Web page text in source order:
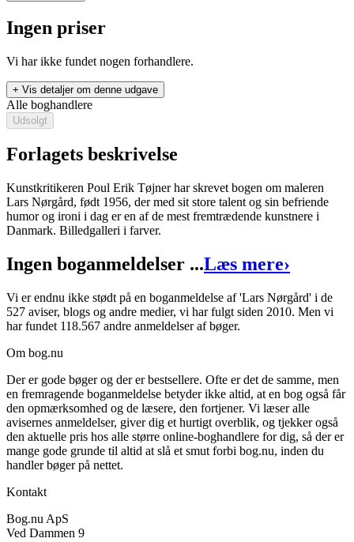
Ingen priser
Vi har ikke fundet nogen forhandlere.
+ Vis detaljer om denne udgave
Lars Nørgård
Format:Hæftet
Sider:16
ISBN:9788778072184
Forlag: Lindhardt og Ringhof
Udgivet: 1. januar 1970
Alle boghandlere
Udsolgt
Forlagets beskrivelse
Kunstkritikeren Poul Erik Tøjner har skrevet bogen om maleren
Lars Nørgård, født 1956, der med sit store talent og sin befriende
humor og ironi i dag er en af de mest fremtrædende kunstnere i
Danmark. Billedgalleri i farver.
Ingen boganmeldelser ...Læs mere›
Vi er endnu ikke stødt på en boganmeldelse af 'Lars Nørgård' i de
527 aviser, blogs og andre medier, vi har fulgt siden 2010. Men vi
har fundet 118.567 andre anmeldelser af bøger.
Om bog.nu
Der er gode bøger og der er bestsellere. Ofte er det de samme, men
en fremragende boganmeldelse betyder ikke altid, at en bog også får
den opmærksomhed og de læsere, den fortjener. Vi læser alle
avisernes anmeldelser, giver dig et hurtigt overblik, og tjekker også
den aktuelle pris hos alle større online-boghandlere for dig, så der er
mange gode grunde til altid at slå et smut forbi bog.nu, inden du
handler bøger på nettet.
Kontakt
Bog.nu ApS
Ved Dammen 9